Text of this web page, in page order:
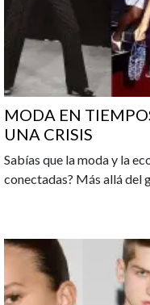
MODA EN
UNA CRISIS
Sabías que la moda y la
conectadas? Más allá del